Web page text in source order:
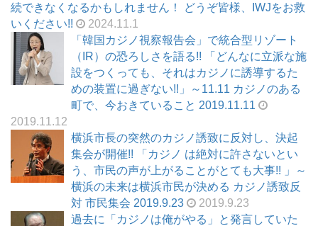
続できなくなるかもしれません！ どうぞ皆様、IWJをお救
いください!!
2024.11.1
「韓国カジノ視察報告会」で統合型リゾート
（IR）の恐ろしさを語る!! 「どんなに立派な施
設をつくっても、それはカジノに誘導するた
めの装置に過ぎない!!」～11.11 カジノのある
町で、今おきていること 2019.11.11
2019.11.12
横浜市長の突然のカジノ誘致に反対し、決起
集会が開催!! 「カジノ は絶対に許さないとい
う、市民の声が上がることがとても大事!! 」～
横浜の未来は横浜市民が決める カジノ誘致反
対 市民集会 2019.9.23
2019.9.23
過去に「カジノは俺がやる」と発言していた